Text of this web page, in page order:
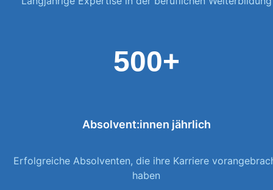
500+
Absolvent:innen jährlich
Erfolgreiche Absolventen, die ihre Karriere
haben